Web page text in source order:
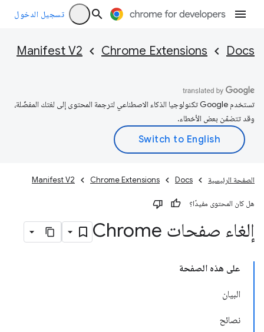
تسجيل الدخول
Docs
Chrome Extensions
Manifest V2
تستخدم Google تكنولوجيا الذكاء الاصطناعي لترجمة المحتوى إلى لغتك المفضّلة،
وقد تتضمّن بعض الأخطاء.
الصفحة الرئيسية Docs
Chrome Extensions
Manifest V2
هل كان المحتوى مفيدًا؟
إلغاء صفحات Chrome
على هذه الصفحة
البيان
نصائح